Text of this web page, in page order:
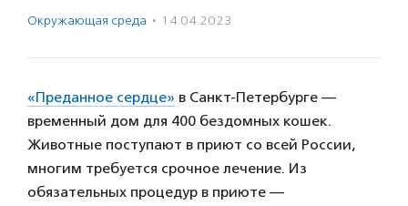
Окружающая среда · 14.04.2023
«Преданное сердце» в Санкт-Петербурге —
временный дом для 400 бездомных кошек.
Животные поступают в приют со всей России,
многим требуется срочное лечение. Из
обязательных процедур в приюте —